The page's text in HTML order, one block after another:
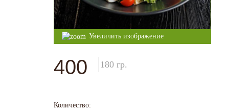
Увеличить изображение
400 180 гр.
Количество: